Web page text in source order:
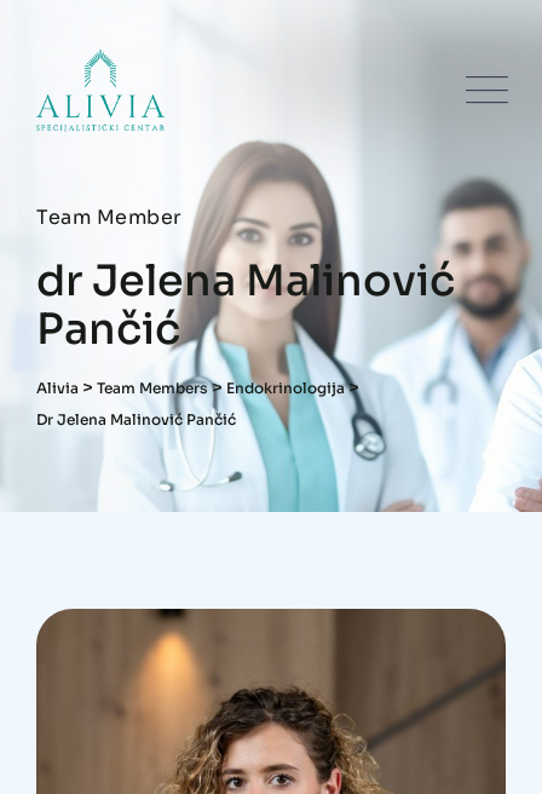
Team Member
dr Jelena Malinović
Pančić
Alivia > Team Members>Endokrinologija>
Dr Jelena Malinović Pančić